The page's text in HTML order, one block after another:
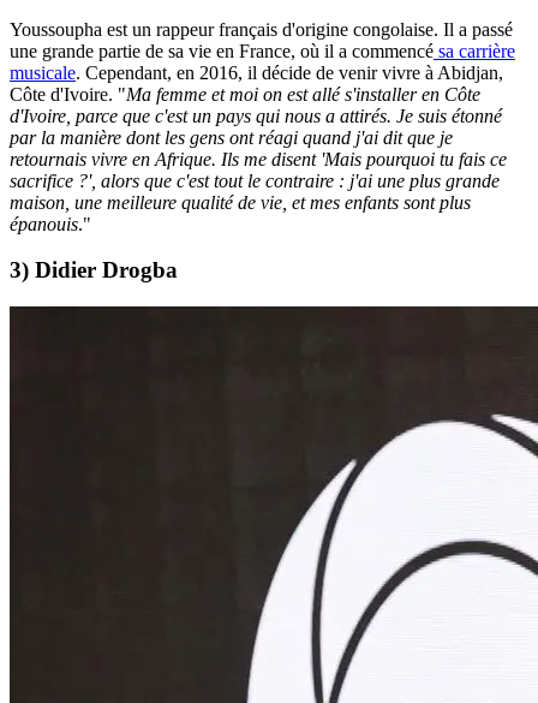
Youssoupha est un rappeur français d'origine congolaise. Il a passé
une grande partie de sa vie en France, où il a commencé sa carrière
musicale. Cependant, en 2016, il décide de venir vivre à Abidjan,
Côte d'Ivoire. "Ma femme et moi on est allé s'installer en Côte
d'Ivoire, parce que c'est un pays qui nous a attirés. Je suis étonné
par la manière dont les gens ont réagi quand j'ai dit que je
retournais vivre en Afrique. Ils me disent 'Mais pourquoi tu fais ce
sacrifice ?', alors que c'est tout le contraire : j'ai une plus grande
maison, une meilleure qualité de vie, et mes enfants sont plus
épanouis."
3) Didier Drogba